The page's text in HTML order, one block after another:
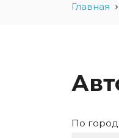
Для
Главная
По